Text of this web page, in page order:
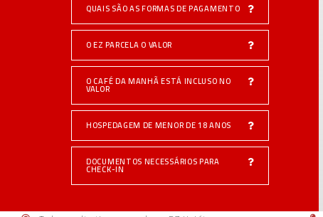
QUAIS SÃO AS FORMAS DE PAGAMENTO
O EZ PARCELA O VALOR
O CAFÉ DA MANHÃ ESTÁ INCLUSO NO
VALOR
HOSPEDAGEM DE MENOR DE 18 ANOS
DOCUMENTOS NECESSÁRIOS PARA
CHECK-IN